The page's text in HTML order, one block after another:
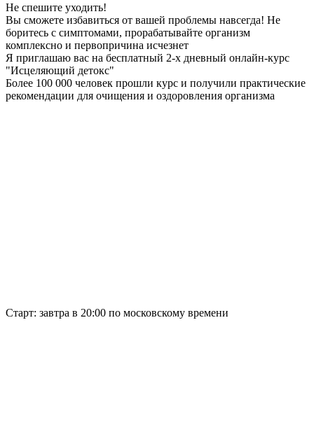
Не спешите уходить!
Вы сможете избавиться от вашей проблемы навсегда! Не
боритесь с симптомами, прорабатывайте организм
комплексно и первопричина исчезнет
Я приглашаю вас на бесплатный 2-х дневный онлайн-курс
"Исцеляющий детокс"
Более 100 000 человек прошли курс и получили практические
рекомендации для очищения и оздоровления организма
Старт: завтра в 20:00 по московскому времени